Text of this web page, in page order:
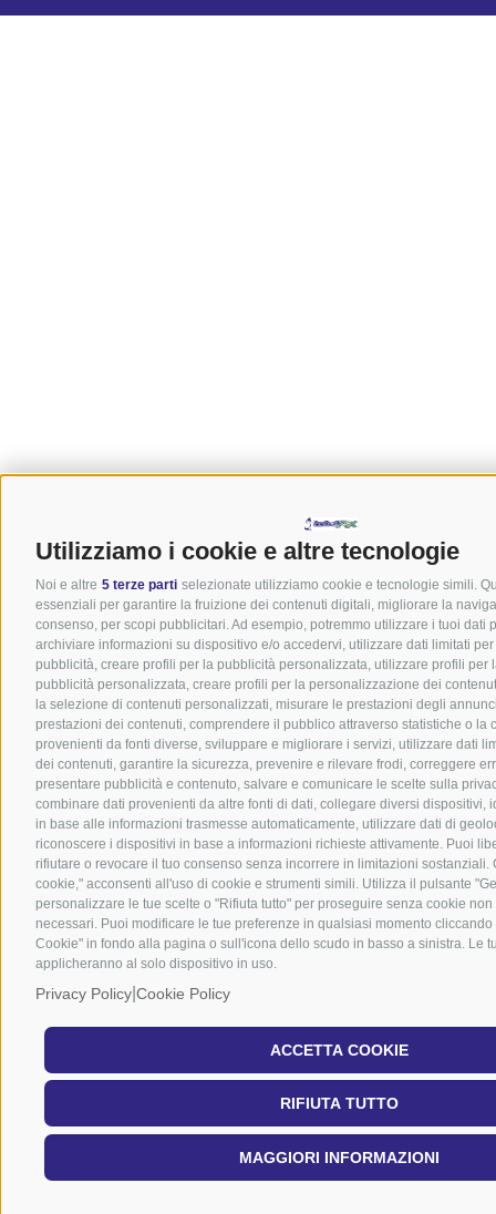
Utilizziamo i cookie e altre tecnologie
Noi e altre 5 terze parti selezionate utilizziamo cookie e tecnologie simili.
essenziali per garantire la fruizione dei contenuti digitali, migliorare la
consenso, per scopi pubblicitari. Ad esempio, potremmo utilizzare i tuoi dati
archiviare informazioni su dispositivo e/o accedervi, utilizzare dati limitati
pubblicità, creare profili per la pubblicità personalizzata, utilizzare profili per
pubblicità personalizzata, creare profili per la personalizzazione dei
la selezione di contenuti personalizzati, misurare le prestazioni degli
prestazioni dei contenuti, comprendere il pubblico attraverso statistiche o la
provenienti da fonti diverse, sviluppare e migliorare i servizi, utilizzare dati
dei contenuti, garantire la sicurezza, prevenire e rilevare frodi, correggere
presentare pubblicità e contenuto, salvare e comunicare le scelte sulla
combinare dati provenienti da altre fonti di dati, collegare diversi dispositivi,
in base alle informazioni trasmesse automaticamente, utilizzare dati di
riconoscere i dispositivi in base a informazioni richieste attivamente. Puoi
rifiutare o revocare il tuo consenso senza incorrere in limitazioni sostanziali.
cookie," acconsenti all'uso di cookie e strumenti simili. Utilizza il pulsante
personalizzare le tue scelte o "Rifiuta tutto" per proseguire senza cookie non
necessari. Puoi modificare le tue preferenze in qualsiasi momento
Cookie" in fondo alla pagina o sull'icona dello scudo in basso a sinistra. Le
applicheranno al solo dispositivo in uso.
Privacy Policy Cookie Policy
ACCETTA COOKIE
RIFIUTA TUTTO
MAGGIORI INFORMAZIONI